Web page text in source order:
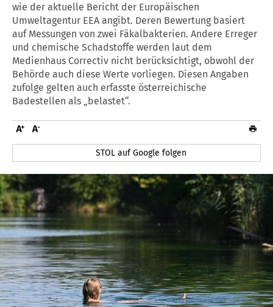
wie der aktuelle Bericht der Europäischen
Umweltagentur EEA angibt. Deren Bewertung basiert
auf Messungen von zwei Fäkalbakterien. Andere Erreger
und chemische Schadstoffe werden laut dem
Medienhaus Correctiv nicht berücksichtigt, obwohl der
Behörde auch diese Werte vorliegen. Diesen Angaben
zufolge gelten auch erfasste österreichische
Badestellen als „belastet“.
STOL auf Google folgen